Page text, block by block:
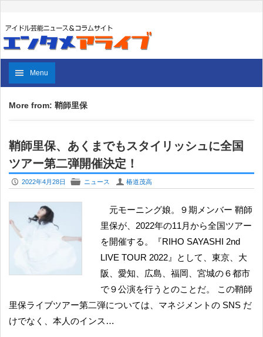
Menu
More from: 鞘師里保
鞘師里保、あくまでもスタイリッシュに全国
ツアー第二弾開催決定！
P 2022年4月28日 F ニュース U 椿道茂高
元モーニング娘。９期メンバー 鞘師
里保が、2022年の11月から全国ツアー
を開催する。『RIHO SAYASHI 2nd
LIVE TOUR 2022』として、東京、大
阪、愛知、広島、福岡、宮城の６都市
で９公演を行うとのことだ。 この鞘師
里保ライブツアー第二弾については、マネジメントの SNS だ
けでなく、本人のインス…